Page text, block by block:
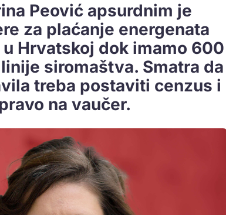
Peović apsurdnim je
za plaćanje energenata
Hrvatskoj dok imamo 600
siromaštva. Smatra da
treba postaviti cenzus i
na vaučer.